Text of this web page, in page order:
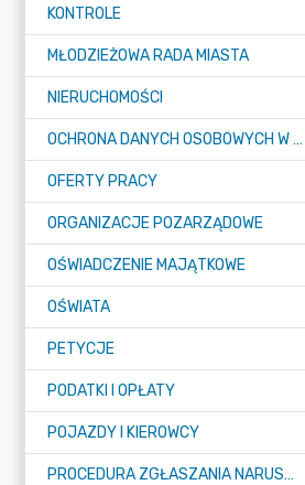
KONTROLE
MŁODZIEŻOWA RADA MIASTA
NIERUCHOMOŚCI
OCHRONA DANYCH OSOBOWYCH W URZĘDZIE MIASTA ŻORY - RODO
OFERTY PRACY
ORGANIZACJE POZARZĄDOWE
OŚWIADCZENIE MAJĄTKOWE
OŚWIATA
PETYCJE
PODATKI I OPŁATY
POJAZDY I KIEROWCY
PROCEDURA ZGŁASZANIA NARUSZEŃ PRAWA